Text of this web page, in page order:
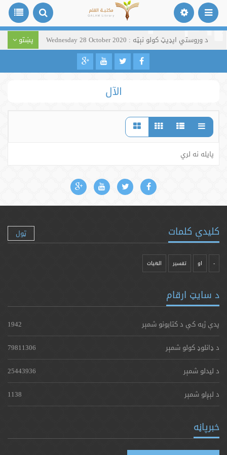
د وروستي اپډیټ کولو نېټه : Wednesday 28 October 2020 پښتو
الآل
پایله نه لري
کلیدې کلمات ټول
- او تفسیر الهیات
د سایټ ارقام
پدې ژبه کې د کتابونو شمېر
1942
د ډانلوډ کولو شمېر
79811306
د لیدلو شمېر
25443936
د لېږلو شمېر
1138
خبرپاڼه